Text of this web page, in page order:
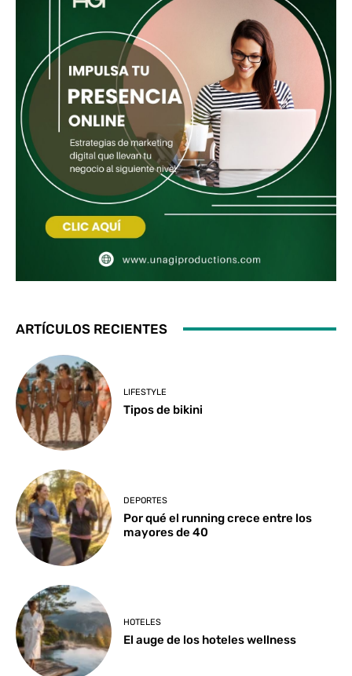
ARTÍCULOS RECIENTES
LIFESTYLE
Tipos de bikini
DEPORTES
Por qué el running crece entre los
mayores de 40
HOTELES
El auge de los hoteles wellness